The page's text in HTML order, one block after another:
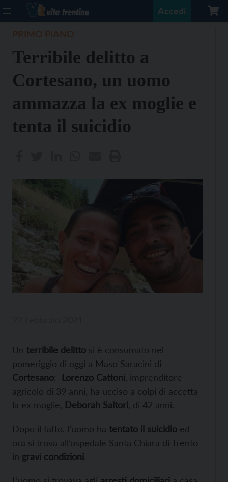
Accedi
Terribile delitto a
Cortesano, un uomo
ammazza la ex moglie e
tenta il suicidio
Un terribile delitto si è consumato nel
pomeriggio di oggi a Maso Saracini di
Cortesano: Lorenzo Cattoni , imprenditore
agricolo di 39 anni, ha ucciso a colpi di accetta
la ex moglie, Deborah Saltori , di 42 anni.
Dopo il fatto, l’uomo ha tentato il suicidio ed
ora si trova all’ospedale Santa Chiara di Trento
in gravi condizioni.